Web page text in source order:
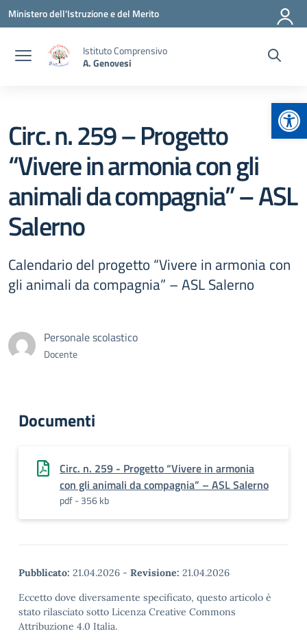
Vai ai contenuti
Vai al menu di navigazione
Vai al footer
Ministero dell'Istruzione e del Merito
Istituto Comprensivo
A. Genovesi
Circ. n. 259 – Progetto
“Vivere in armonia con gli
animali da compagnia” – ASL
Salerno
Calendario del progetto “Vivere in armonia con
gli animali da compagnia” – ASL Salerno
Personale scolastico
Docente
Documenti
Circ. n. 259 - Progetto “Vivere in armonia
con gli animali da compagnia” – ASL Salerno
pdf - 356 kb
Pubblicato: 21.04.2026 - Revisione: 21.04.2026
Eccetto dove diversamente specificato, questo articolo è
stato rilasciato sotto Licenza Creative Commons
Attribuzione 4.0 Italia.